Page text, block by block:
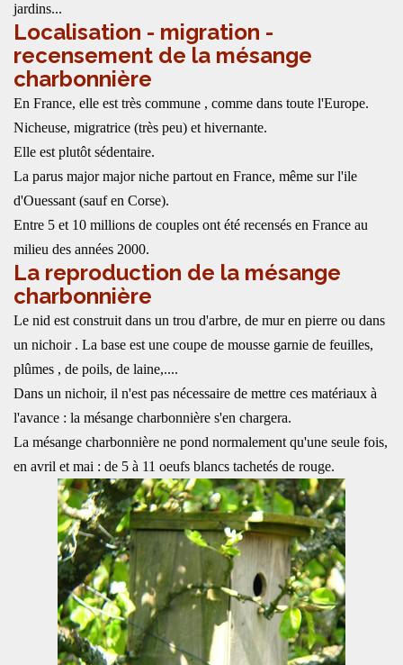
jardins...
Localisation - migration -
recensement de la mésange
charbonnière
En France, elle est très commune , comme dans toute l'Europe.
Nicheuse, migratrice (très peu) et hivernante.
Elle est plutôt sédentaire.
La parus major major niche partout en France, même sur l'ile
d'Ouessant (sauf en Corse).
Entre 5 et 10 millions de couples ont été recensés en France au
milieu des années 2000.
La reproduction de la mésange
charbonnière
Le nid est construit dans un trou d'arbre, de mur en pierre ou dans
un nichoir . La base est une coupe de mousse garnie de feuilles,
plûmes , de poils, de laine,....
Dans un nichoir, il n'est pas nécessaire de mettre ces matériaux à
l'avance : la mésange charbonnière s'en chargera.
La mésange charbonnière ne pond normalement qu'une seule fois,
en avril et mai : de 5 à 11 oeufs blancs tachetés de rouge.